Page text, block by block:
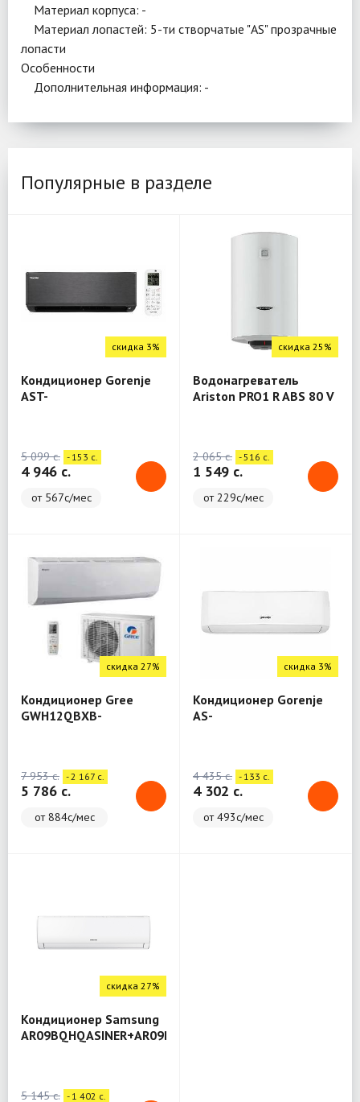
Материал корпуса: -
Материал лопастей: 5-ти створчатые "AS" прозрачные
лопасти
Особенности
Дополнительная информация: -
Популярные в разделе
скидка 3%
Кондиционер Gorenje
AST-
5 099 c. - 153 c.
4 946 c.
от 567с/мес
скидка 25%
Водонагреватель
Ariston PRO1 R ABS 80 V
2 065 c. - 516 c.
1 549 c.
от 229с/мес
скидка 27%
Кондиционер Gree
GWH12QBXB-
7 953 c. - 2 167 c.
5 786 c.
от 884с/мес
скидка 3%
Кондиционер Gorenje
AS-
4 435 c. - 133 c.
4 302 c.
от 493с/мес
скидка 27%
Кондиционер Samsung
AR09BQHQASINER+AR09BQHQASIXER
5 145 c. - 1 402 c.